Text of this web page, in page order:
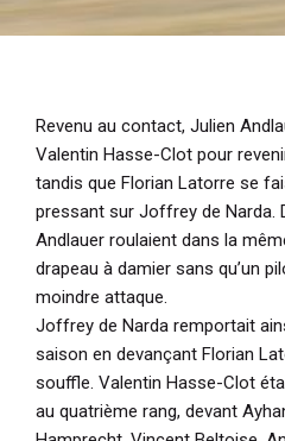
Revenu au contact, Julien
Valentin Hasse-Clot pour
tandis que Florian Latorre se
pressant sur Joffrey de Narda.
Andlauer roulaient dans la
drapeau à damier sans qu’un
moindre attaque.
Joffrey de Narda remportait
saison en devançant Florian
souffle. Valentin Hasse-Clot
au quatrième rang, devant